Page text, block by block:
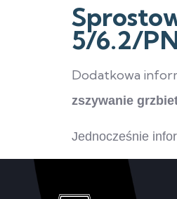
5/6.2/
Dodatkowa
zszywanie
Jednocześnie